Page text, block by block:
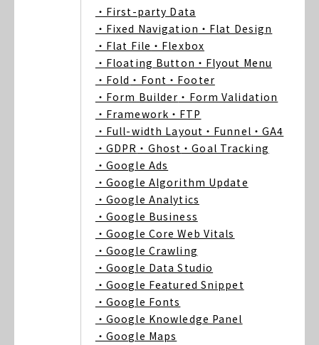
・First-party Data
・Fixed Navigation ・Flat Design
・Flat File ・Flexbox
・Floating Button ・Flyout Menu
・Fold ・Font ・Footer
・Form Builder ・Form Validation
・Framework ・FTP
・Full-width Layout ・Funnel ・GA4
・GDPR ・Ghost ・Goal Tracking
・Google Ads
・Google Algorithm Update
・Google Analytics
・Google Business
・Google Core Web Vitals
・Google Crawling
・Google Data Studio
・Google Featured Snippet
・Google Fonts
・Google Knowledge Panel
・Google Maps